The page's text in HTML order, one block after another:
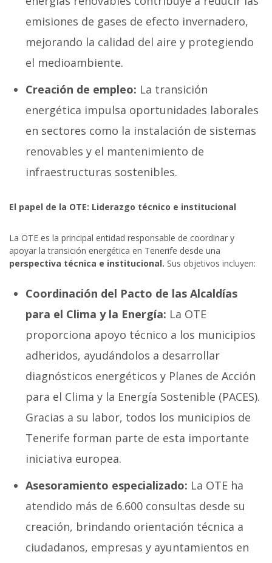
emisiones de gases de efecto invernadero,
mejorando la calidad del aire y protegiendo
el medioambiente.
Creación de empleo: La transición
energética impulsa oportunidades laborales
en sectores como la instalación de sistemas
renovables y el mantenimiento de
infraestructuras sostenibles.
El papel de la OTE: Liderazgo técnico e institucional
La OTE es la principal entidad responsable de coordinar y
apoyar la transición energética en Tenerife desde una
perspectiva técnica e institucional. Sus objetivos incluyen:
Coordinación del Pacto de las Alcaldías
para el Clima y la Energía: La OTE
proporciona apoyo técnico a los municipios
adheridos, ayudándolos a desarrollar
diagnósticos energéticos y Planes de Acción
para el Clima y la Energía Sostenible (PACES).
Gracias a su labor, todos los municipios de
Tenerife forman parte de esta importante
iniciativa europea.
Asesoramiento especializado: La OTE ha
atendido más de 6.600 consultas desde su
creación, brindando orientación técnica a
ciudadanos, empresas y ayuntamientos en